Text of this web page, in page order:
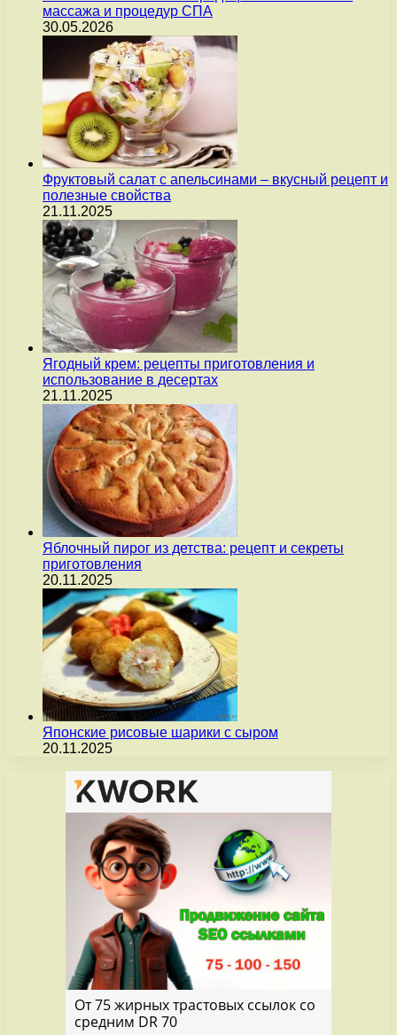
массажа и процедур СПА
30.05.2026
Фруктовый салат с апельсинами – вкусный рецепт и
полезные свойства
21.11.2025
Ягодный крем: рецепты приготовления и
использование в десертах
21.11.2025
Яблочный пирог из детства: рецепт и секреты
приготовления
20.11.2025
Японские рисовые шарики с сыром
20.11.2025